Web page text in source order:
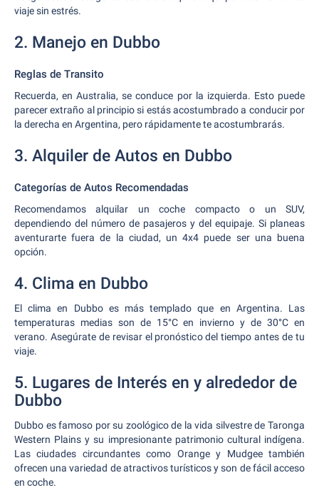
viaje sin estrés.
2. Manejo en Dubbo
Reglas de Transito
Recuerda, en Australia, se conduce por la izquierda. Esto puede
parecer extraño al principio si estás acostumbrado a conducir por
la derecha en Argentina, pero rápidamente te acostumbrarás.
3. Alquiler de Autos en Dubbo
Categorías de Autos Recomendadas
Recomendamos alquilar un coche compacto o un SUV,
dependiendo del número de pasajeros y del equipaje. Si planeas
aventurarte fuera de la ciudad, un 4x4 puede ser una buena
opción.
4. Clima en Dubbo
El clima en Dubbo es más templado que en Argentina. Las
temperaturas medias son de 15°C en invierno y de 30°C en
verano. Asegúrate de revisar el pronóstico del tiempo antes de tu
viaje.
5. Lugares de Interés en y alrededor de
Dubbo
Dubbo es famoso por su zoológico de la vida silvestre de Taronga
Western Plains y su impresionante patrimonio cultural indígena.
Las ciudades circundantes como Orange y Mudgee también
ofrecen una variedad de atractivos turísticos y son de fácil acceso
en coche.